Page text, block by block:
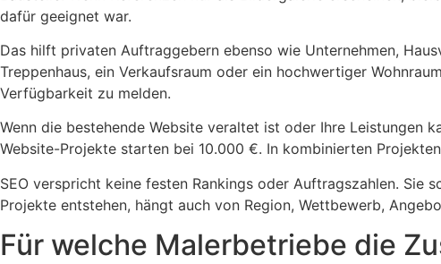
dafür geeignet war.
Das hilft privaten Auftraggebern ebenso wie Unternehmen,
Treppenhaus, ein Verkaufsraum oder ein hochwertiger
Verfügbarkeit zu melden.
Wenn die bestehende Website veraltet ist oder Ihre Leistungen
Website-Projekte starten bei 10.000 €. In kombinierten
SEO verspricht keine festen Rankings oder Auftragszahlen.
Projekte entstehen, hängt auch von Region, Wettbewerb,
Für welche Malerbetriebe die